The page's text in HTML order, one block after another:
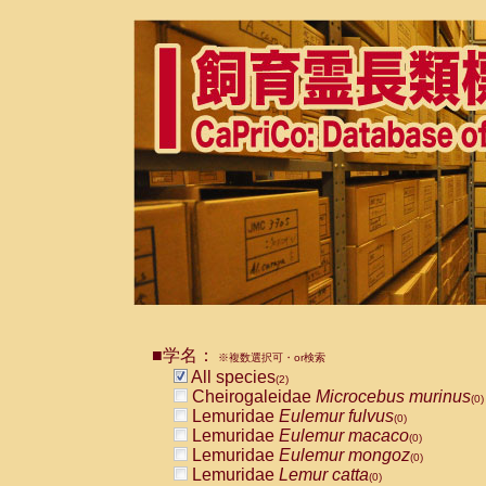
■学名： ※複数選択可・or検索
All species(2)
Cheirogaleidae Microcebus murinus(0)
Lemuridae Eulemur fulvus(0)
Lemuridae Eulemur macaco(0)
Lemuridae Eulemur mongoz(0)
Lemuridae Lemur catta(0)